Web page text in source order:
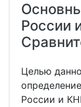
России
Целью
России и